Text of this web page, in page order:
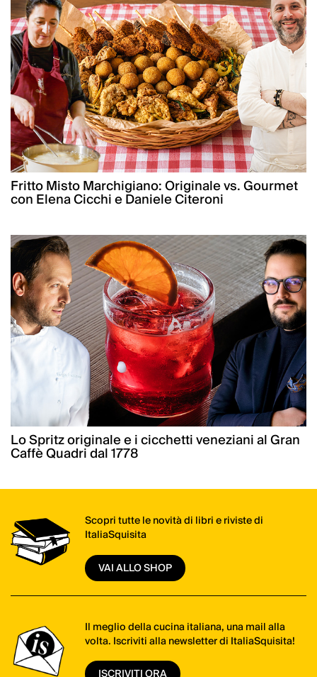
Fritto Misto Marchigiano: Originale vs. Gourmet
con Elena Cicchi e Daniele Citeroni
Lo Spritz originale e i cicchetti veneziani al Gran
Caffè Quadri dal 1778
Scopri tutte le novità di libri e riviste di
ItaliaSquisita
VAI ALLO SHOP
Il meglio della cucina italiana, una mail alla
volta. Iscriviti alla newsletter di ItaliaSquisita!